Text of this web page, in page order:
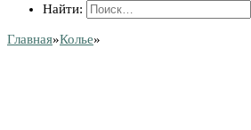
Найти:
Главная»Колье»